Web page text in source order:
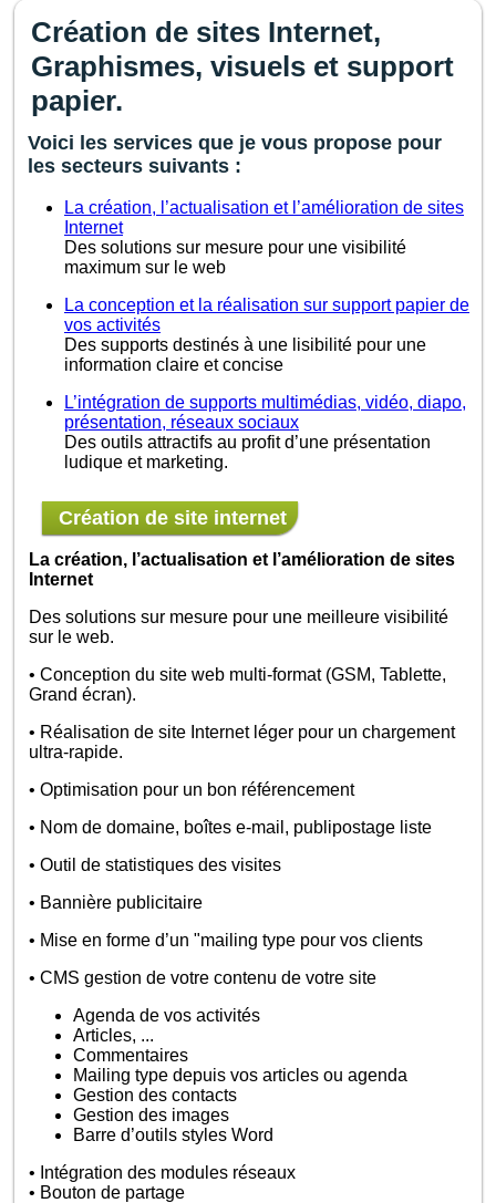
Création de sites Internet,
Graphismes, visuels et support
papier.
Voici les services que je vous propose pour
les secteurs suivants :
La création, l’actualisation et l’amélioration de sites
Internet
Des solutions sur mesure pour une visibilité
maximum sur le web
La conception et la réalisation sur support papier de
vos activités
Des supports destinés à une lisibilité pour une
information claire et concise
L’intégration de supports multimédias, vidéo, diapo,
présentation, réseaux sociaux
Des outils attractifs au profit d’une présentation
ludique et marketing.
Création de site internet
La création, l’actualisation et l’amélioration de sites
Internet
Des solutions sur mesure pour une meilleure visibilité
sur le web.
• Conception du site web multi-format (GSM, Tablette,
Grand écran).
• Réalisation de site Internet léger pour un chargement
ultra-rapide.
• Optimisation pour un bon référencement
• Nom de domaine, boîtes e-mail, publipostage liste
• Outil de statistiques des visites
• Bannière publicitaire
• Mise en forme d’un "mailing type pour vos clients
• CMS gestion de votre contenu de votre site
Agenda de vos activités
Articles, ...
Commentaires
Mailing type depuis vos articles ou agenda
Gestion des contacts
Gestion des images
Barre d’outils styles Word
• Intégration des modules réseaux
• Bouton de partage